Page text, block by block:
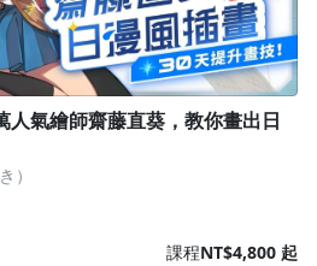
人氣繪師齋藤直葵，教你畫出日
）
課程NT$4,800 起
待播放的清單
去逛逛